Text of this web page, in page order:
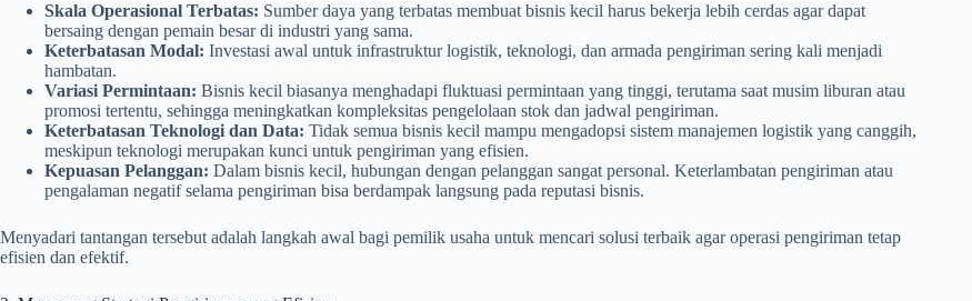
Skala Operasional Terbatas: Sumber daya yang terbatas membuat bisnis kecil harus bekerja lebih cerdas agar dapat
bersaing dengan pemain besar di industri yang sama.
Keterbatasan Modal: Investasi awal untuk infrastruktur logistik, teknologi, dan armada pengiriman sering kali menjadi
hambatan.
Variasi Permintaan: Bisnis kecil biasanya menghadapi fluktuasi permintaan yang tinggi, terutama saat musim liburan atau
promosi tertentu, sehingga meningkatkan kompleksitas pengelolaan stok dan jadwal pengiriman.
Keterbatasan Teknologi dan Data: Tidak semua bisnis kecil mampu mengadopsi sistem manajemen logistik yang canggih,
meskipun teknologi merupakan kunci untuk pengiriman yang efisien.
Kepuasan Pelanggan: Dalam bisnis kecil, hubungan dengan pelanggan sangat personal. Keterlambatan pengiriman atau
pengalaman negatif selama pengiriman bisa berdampak langsung pada reputasi bisnis.
Menyadari tantangan tersebut adalah langkah awal bagi pemilik usaha untuk mencari solusi terbaik agar operasi pengiriman tetap
efisien dan efektif.